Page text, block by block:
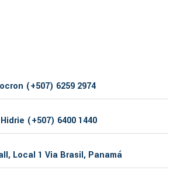
(+507) 6259 2974
(+507) 6400 1440
Local 1 Via Brasil, Panamá